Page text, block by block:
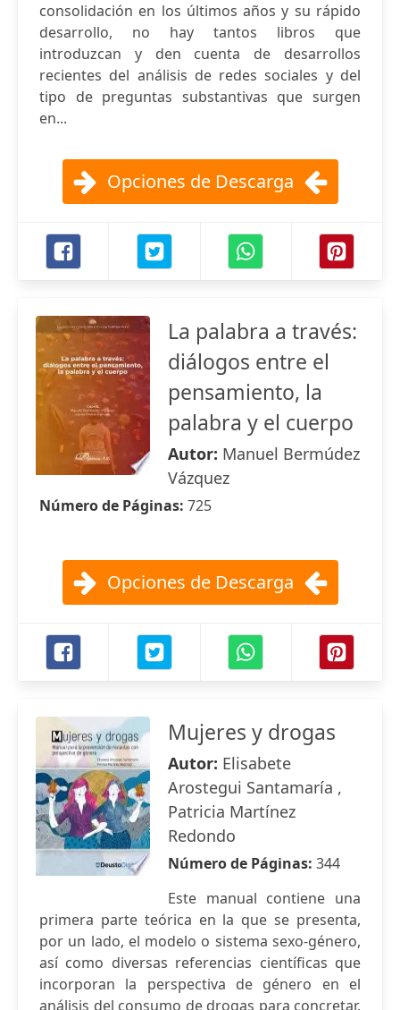
consolidación en los últimos años y su rápido
desarrollo, no hay tantos libros que
introduzcan y den cuenta de desarrollos
recientes del análisis de redes sociales y del
tipo de preguntas substantivas que surgen
en...
Opciones de Descarga
La palabra a través:
diálogos entre el
pensamiento, la
palabra y el cuerpo
Autor: Manuel Bermúdez
Vázquez
Número de Páginas: 725
Opciones de Descarga
Mujeres y drogas
Autor: Elisabete
Arostegui Santamaría ,
Patricia Martínez
Redondo
Número de Páginas: 344
Este manual contiene una
primera parte teórica en la que se presenta,
por un lado, el modelo o sistema sexo-género,
así como diversas referencias científicas que
incorporan la perspectiva de género en el
análisis del consumo de drogas para concretar,